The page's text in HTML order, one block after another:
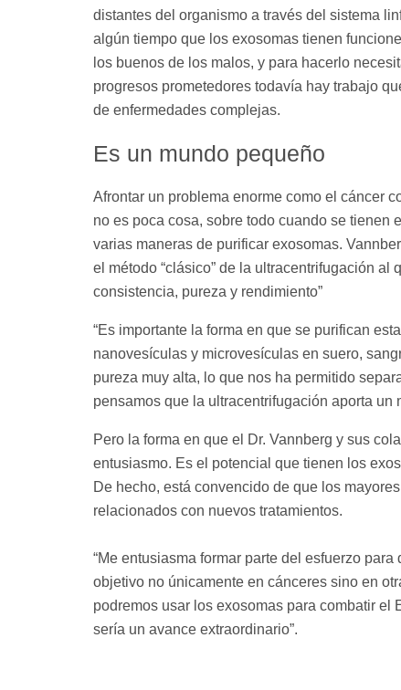
distantes del organismo a través del sistema
algún tiempo que los exosomas tienen
los buenos de los malos, y para hacerlo
progresos prometedores todavía hay trabajo
de enfermedades complejas.
Es un mundo pequeño
Afrontar un problema enorme como el cáncer
no es poca cosa, sobre todo cuando se tienen
varias maneras de purificar exosomas.
el método “clásico” de la ultracentrifugación
consistencia, pureza y rendimiento”
“Es importante la forma en que se purifican
nanovesículas y microvesículas en suero,
pureza muy alta, lo que nos ha permitido
pensamos que la ultracentrifugación aporta un
Pero la forma en que el Dr. Vannberg y sus
entusiasmo. Es el potencial que tienen los
De hecho, está convencido de que los
relacionados con nuevos tratamientos.
“Me entusiasma formar parte del esfuerzo
objetivo no únicamente en cánceres sino en
podremos usar los exosomas para combatir el
sería un avance extraordinario”.